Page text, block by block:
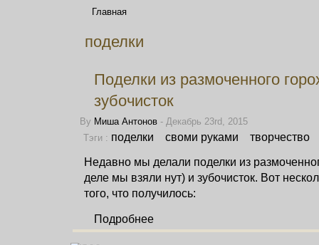
Главная
поделки
Поделки из размоченного
зубочисток
By Миша Антонов - Декабрь 23rd, 2015
Тэги : поделки своми руками творчество
Недавно мы делали поделки из
деле мы взяли нут) и зубочисток. Вот
того, что получилось:
Подробнее